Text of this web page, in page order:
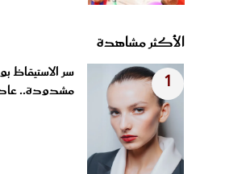
الأكثر مشاهدة
1
سر الاستيقاظ
مشدودة..